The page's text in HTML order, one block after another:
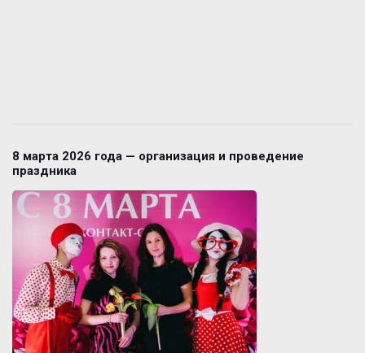
8 марта 2026 года — организация и проведение
праздника